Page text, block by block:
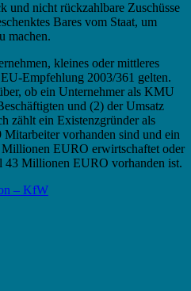
und nicht rückzahlbare Zuschüsse
Bares vom Staat, um
machen.
kleines oder mittleres
Empfehlung 2003/361 gelten.
ob ein Unternehmer als KMU
und (2) der Umsatz
zählt ein Existenzgründer als
vorhanden sind und ein
Millionen EURO erwirtschaftet oder
43 Millionen EURO vorhanden ist.
– KfW